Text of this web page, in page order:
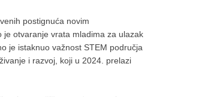
postignuća novim
otvaranje vrata mladima za ulazak
je istaknuo važnost STEM područja
i razvoj, koji u 2024. prelazi